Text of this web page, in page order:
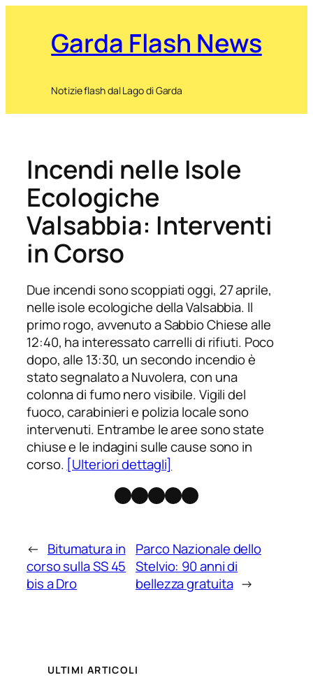
Garda Flash News
Notizie flash dal Lago di Garda
Incendi nelle Isole
Ecologiche
Valsabbia: Interventi
in Corso
Due incendi sono scoppiati oggi, 27 aprile,
nelle isole ecologiche della Valsabbia. Il
primo rogo, avvenuto a Sabbio Chiese alle
12:40, ha interessato carrelli di rifiuti. Poco
dopo, alle 13:30, un secondo incendio è
stato segnalato a Nuvolera, con una
colonna di fumo nero visibile. Vigili del
fuoco, carabinieri e polizia locale sono
intervenuti. Entrambe le aree sono state
chiuse e le indagini sulle cause sono in
corso. [Ulteriori dettagli]
Facebook
Instagram
X Threads
Telegram
← Bitumatura in
corso sulla SS 45
bis a Dro
Parco Nazionale dello
Stelvio: 90 anni di
bellezza gratuita →
ULTIMI ARTICOLI